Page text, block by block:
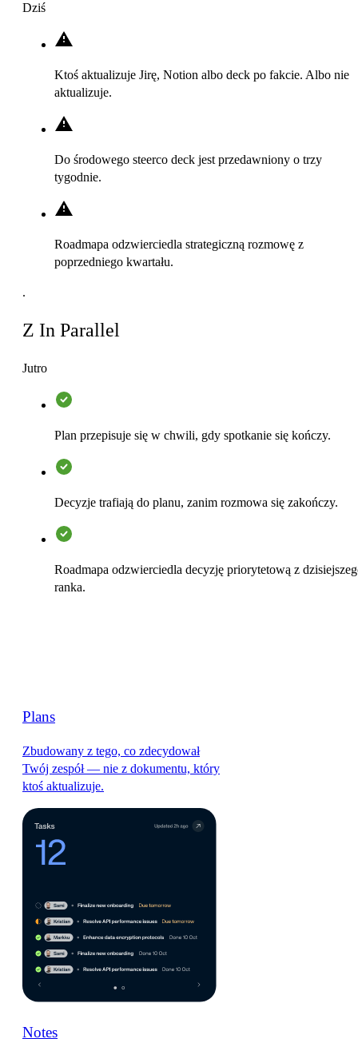
Dziś
Ktoś aktualizuje Jirę, Notion albo deck po fakcie. Albo nie
aktualizuje.
Do środowego steerco deck jest przedawniony o trzy
tygodnie.
Roadmapa odzwierciedla strategiczną rozmowę z
poprzedniego kwartału.
.
Z In Parallel
Jutro
Plan przepisuje się w chwili, gdy spotkanie się kończy.
Decyzje trafiają do planu, zanim rozmowa się zakończy.
Roadmapa odzwierciedla decyzję priorytetową z
ranka.
Plans
Zbudowany z tego, co zdecydował
Twój zespół — nie z dokumentu, który
ktoś aktualizuje.
Notes